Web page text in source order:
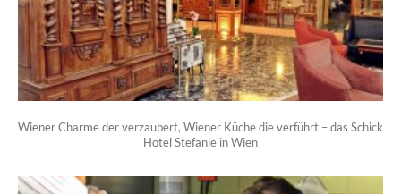
Wiener Charme der verzaubert, Wiener Küche die verführt – das Schick
Hotel Stefanie in Wien